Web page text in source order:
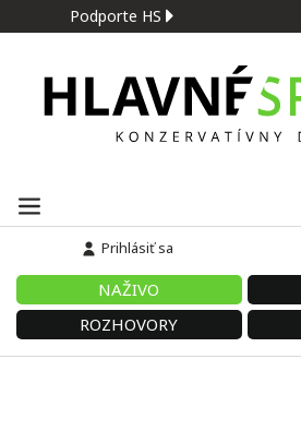
Podporte HS
Prihlásiť sa
NAŽIVO
ROZHOVORY